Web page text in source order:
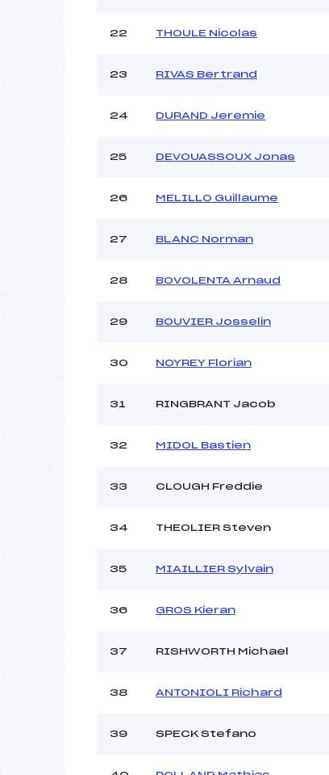
22 THOULE Nicolas
23 RIVAS Bertrand
24 DURAND Jeremie
25 DEVOUASSOUX Jonas
26 MELILLO Guillaume
27 BLANC Norman
28 BOVOLENTA Arnaud
29 BOUVIER Josselin
30 NOYREY Florian
31 RINGBRANT Jacob
32 MIDOL Bastien
33 CLOUGH Freddie
34 THEOLIER Steven
35 MIAILLIER Sylvain
36 GROS Kieran
37 RISHWORTH Michael
38 ANTONIOLI Richard
39 SPECK Stefano